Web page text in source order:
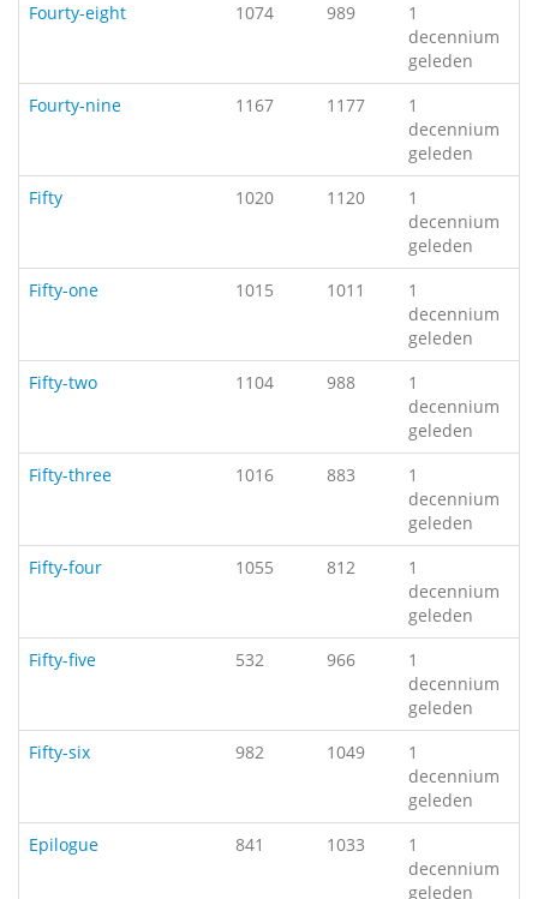
Fourty-eight
1074 989
1
decennium
geleden
Fourty-nine
1167 1177
1
decennium
geleden
Fifty
1020 1120
1
decennium
geleden
Fifty-one
1015 1011
1
decennium
geleden
Fifty-two
1104 988
1
decennium
geleden
Fifty-three
1016 883
1
decennium
geleden
Fifty-four
1055 812
1
decennium
geleden
Fifty-five
532 966
1
decennium
geleden
Fifty-six
982 1049
1
decennium
geleden
Epilogue
841 1033
1
decennium
geleden